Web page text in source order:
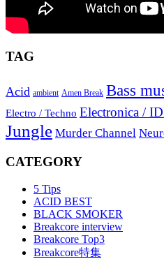
TAG
Acid ambient Amen Break Bass
Electro / Techno Electronica /
Jungle Murder Channel
CATEGORY
5 Tips
ACID BEST
BLACK SMOKER
Breakcore interview
Breakcore Top3
Breakcore特集